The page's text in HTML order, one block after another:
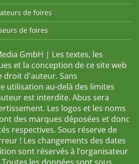
de foires
de foires
GmbH | Les textes, les
et la conception de ce site web
droit d'auteur. Sans
utilisation au-delà des limites
est interdite. Abus sera
Les logos et les noms
des marques déposées et donc
respectives. Sous réserve de
! Les changements des dates
sont réservés à l’organisateur